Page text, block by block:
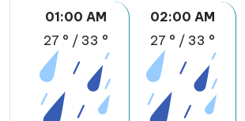
01:00 AM
27 ° / 33 °
02:00 AM
27 ° / 33 °